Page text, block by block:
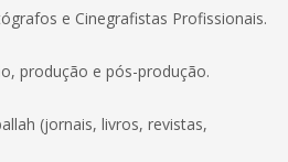
e Cinegrafistas Profissionais.
produção e pós-produção.
(jornais, livros, revistas,